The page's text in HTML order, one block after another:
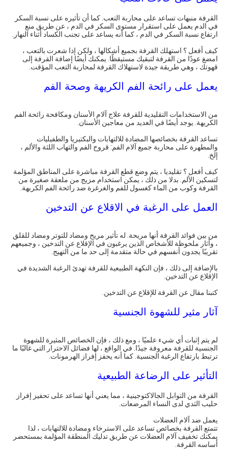
القرفة منبهات تساعد على محاربة التعب. كما أن تأثيره على نسبة السكر
في الدم يعمل على استقرار مستوى السكر في الدم ، عن طريق منع
ارتفاع نسبة السكر في الدم ، كما أنه يساعد على تجنب الكساد أثناء النهار.
كيف أفعل ؟ استهلك القرفة بجميع أشكالها ، ولكن إذا شعرت بالتعب ،
امضغ عودًا من القرفة لتبقيك مستيقظًا. يمكنك أيضًا إضافة القرفة إلى
قهوتك ، وهي طريقة جيدة لاستهلاك القرفة لمحاربة التعب المؤقت.
يعمل على رائحة الفم الكريهة وصحة الفم
من الاستخدامات التقليدية للقرفة علاج آلام الأسنان ومكافحة رائحة الفم
الكريهة. يوجد أيضًا في العديد من معاجين الأسنان.
تساعد القرفة بخصائصها المضادة للالتهابات والبكتيريا والطفيليات
والمطهرة على محاربة جميع آلام الفم: قروح الفم والتهاب اللثة والألم ،
إلخ.
كيف أفعل ؟ تقليديا ، يتم وضع قطع القرفة مباشرة على المناطق المؤلمة
لتسكين الألم. بدلا من ذلك ، يمكن استخدام مزيج من ملعقة صغيرة من
القرفة وكوب من الماء كغسول للفم والغرغرة ضد رائحة الفم الكريهة.
العمل على الرغبة في الاقلاع عن التدخين
من بين فوائد القرفة أنها مريحة. له تأثير مريح ومضاد للتوتر ومضاد للقلق
، وآثار ملحوظة للأشخاص الذين يرغبون في الإقلاع عن التدخين ، وجميعهم
تقريبًا يجدون أنفسهم في حالة متقدمة إلى حد ما من التهيج.
بالإضافة إلى ذلك ، فإن النكهة الطبيعية للقرفة تهدئ الرغبة الشديدة في
الإقلاع عن التدخين.
كتبنا مقال عن القرفة للإقلاع عن التدخين.
آثار مثير للشهوة الجنسية
لم يتم إثبات أي شيء علميًا ، ومع ذلك ، فإن الخصائص المثيرة للشهوة
الجنسية للقرفة معروفة جيدًا. في الواقع ، لها فضائل الاحترار التي غالبًا ما
ترتبط بارتفاع الرغبة الجنسية. كما أنه يحفز إفراز الهرمونات.
التأثير على الرضاعة الطبيعية
القرفة من التوابل الجالاكتوجينية ، مما يعني أنها تساعد على تحفيز إفراز
حليب الثدي لدى النساء المرضعات.
يعمل ضد آلام العضلات
تتمتع القرفة بخصائص تساعد على الاسترخاء ومضادة للالتهابات ، لذا
يمكنك تخفيف آلام العضلات عن طريق تدليك المنطقة المؤلمة بمستحضر
أساسه القرفة.